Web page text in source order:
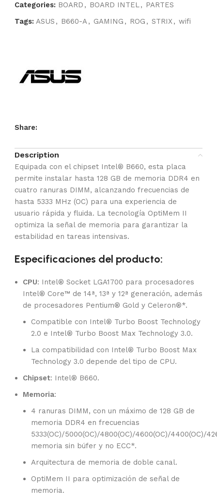
Categories: BOARD , BOARD INTEL, PARTES
Tags: ASUS , B660-A, GAMING , ROG , STRIX, wifi
Share:
Description
Equipada con el chipset Intel® B660, esta placa
permite instalar hasta 128 GB de memoria DDR4 en
cuatro ranuras DIMM, alcanzando frecuencias de
hasta 5333 MHz (OC) para una experiencia de
usuario rápida y fluida. La tecnología OptiMem II
optimiza la señal de memoria para garantizar la
estabilidad en tareas intensivas.
Especificaciones del producto:
CPU: Intel® Socket LGA1700 para procesadores
Intel® Core™ de 14ª, 13ª y 12ª generación, además
de procesadores Pentium® Gold y Celeron®*.
Compatible con Intel® Turbo Boost Technology
2.0 e Intel® Turbo Boost Max Technology 3.0.
La compatibilidad con Intel® Turbo Boost Max
Technology 3.0 depende del tipo de CPU.
Chipset: Intel® B660.
Memoria:
4 ranuras DIMM, con un máximo de 128 GB de
memoria DDR4 en frecuencias
5333(OC)/5000(OC)/4800(OC)/4600(OC)/4400(OC)/
memoria sin búfer y no ECC*.
Arquitectura de memoria de doble canal.
OptiMem II para optimización de señal de
memoria.